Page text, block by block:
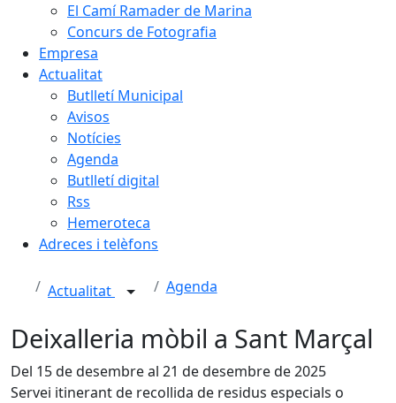
El Camí Ramader de Marina
Concurs de Fotografia
Empresa
Actualitat
Butlletí Municipal
Avisos
Notícies
Agenda
Butlletí digital
Rss
Hemeroteca
Adreces i telèfons
Actualitat Agenda
Deixalleria mòbil a Sant Marçal
Del 15 de desembre al 21 de desembre de 2025
Servei itinerant de recollida de residus especials o